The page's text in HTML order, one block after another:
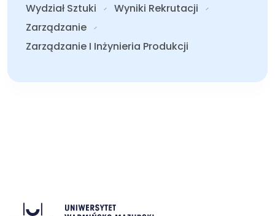
Wydział Sztuki
Wyniki Rekrutacji
Zarządzanie
Zarządzanie I Inżynieria Produkcji